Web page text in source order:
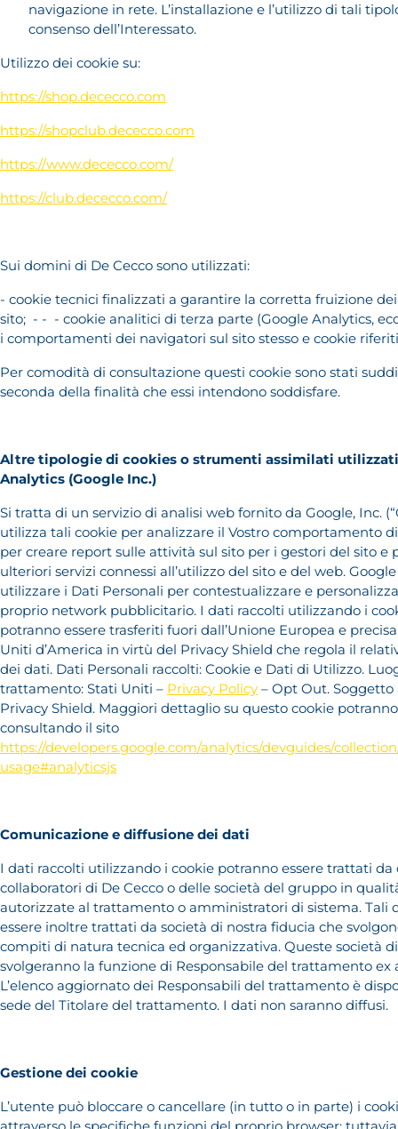
navigazione in rete. L’installazione e l’utilizzo di tali
consenso dell’Interessato.
Utilizzo dei cookie su:
https://shop.dececco.com
https://shopclub.dececco.com
https://www.dececco.com/
https://club.dececco.com/
Sui domini di De Cecco sono utilizzati:
- cookie tecnici finalizzati a garantire la corretta fruizione
sito; - - - cookie analitici di terza parte (Google Analytics,
i comportamenti dei navigatori sul sito stesso e cookie
Per comodità di consultazione questi cookie sono stati
seconda della finalità che essi intendono soddisfare.
Altre tipologie di cookies o strumenti assimilati utilizzati
Analytics (Google Inc.)
Si tratta di un servizio di analisi web fornito da Google, Inc.
utilizza tali cookie per analizzare il Vostro comportamento
per creare report sulle attività sul sito per i gestori del sito e
ulteriori servizi connessi all’utilizzo del sito e del web.
utilizzare i Dati Personali per contestualizzare e
proprio network pubblicitario. I dati raccolti utilizzando i
potranno essere trasferiti fuori dall’Unione Europea e
Uniti d’America in virtù del Privacy Shield che regola il
dei dati. Dati Personali raccolti: Cookie e Dati di Utilizzo.
trattamento: Stati Uniti – Privacy Policy – Opt Out.
Privacy Shield. Maggiori dettaglio su questo cookie
consultando il sito
https://developers.google.com/analytics/devguides/
usage#analyticsjs
Comunicazione e diffusione dei dati
I dati raccolti utilizzando i cookie potranno essere trattati
collaboratori di De Cecco o delle società del gruppo in
autorizzate al trattamento o amministratori di sistema. Tali
essere inoltre trattati da società di nostra fiducia che
compiti di natura tecnica ed organizzativa. Queste società
svolgeranno la funzione di Responsabile del trattamento ex
L’elenco aggiornato dei Responsabili del trattamento è
sede del Titolare del trattamento. I dati non saranno diffusi.
Gestione dei cookie
L’utente può bloccare o cancellare (in tutto o in parte) i